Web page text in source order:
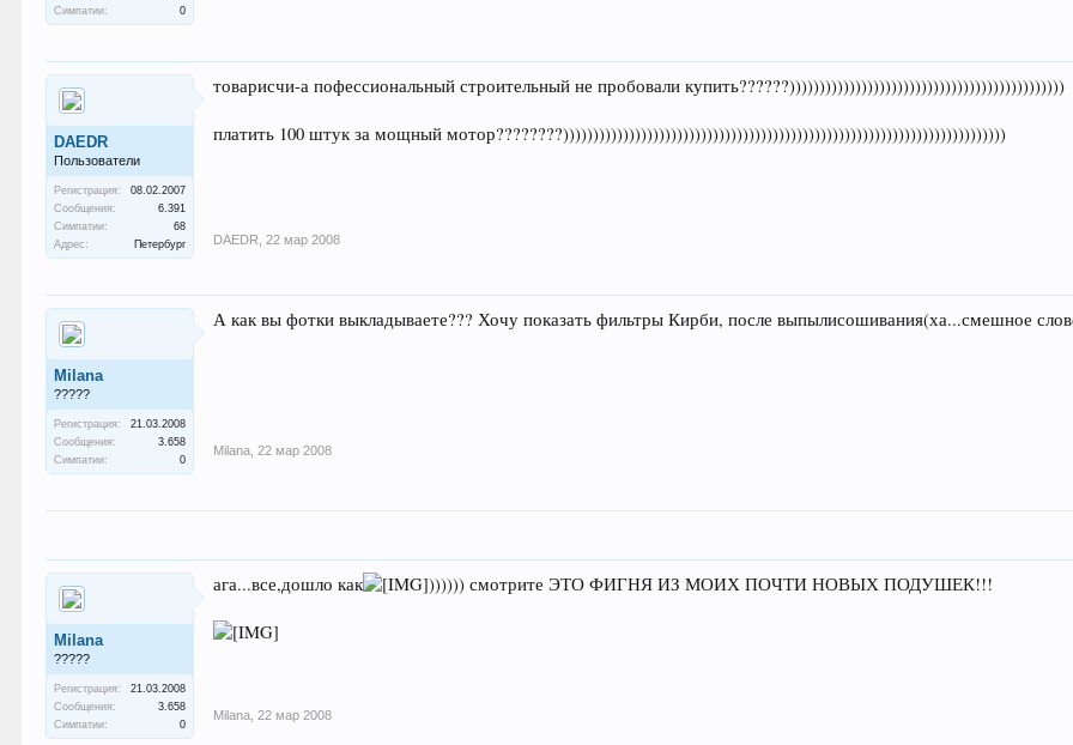
Симпатии:
0
DAEDR
Пользователи
Регистрация:
08.02.2007
Сообщения:
6.391
Симпатии:
68
Адрес:
Петербург
товарисчи-а пофессиональный строительный не пробовали купить??????))))))))))))))))))))))))))))))))))))))))))))))
платить 100 штук за мощный мотор????????))))))))))))))))))))))))))))))))))))))))))))))))))))))))))))))))))))))))))
DAEDR
22 мар 2008
Milana
?????
Регистрация:
21.03.2008
Сообщения:
3.658
Симпатии:
0
А как вы фотки выкладываете??? Хочу показать фильтры Кирби, после выпылисошивания(ха...смешное
Milana 22 мар 2008
Milana
?????
Регистрация:
21.03.2008
Сообщения:
3.658
Симпатии:
0
ага...все,дошло как )))))) смотрите ЭТО ФИГНЯ ИЗ МОИХ ПОЧТИ НОВЫХ ПОДУШЕК!!!
Milana 22 мар 2008